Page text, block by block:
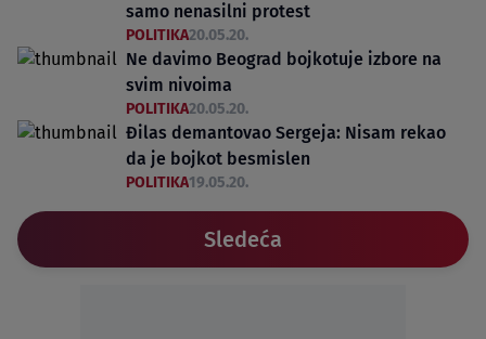
samo nenasilni protest
POLITIKA20.05.20.
Ne davimo Beograd bojkotuje izbore na
svim nivoima
POLITIKA20.05.20.
Đilas demantovao Sergeja: Nisam rekao
da je bojkot besmislen
POLITIKA19.05.20.
Sledeća